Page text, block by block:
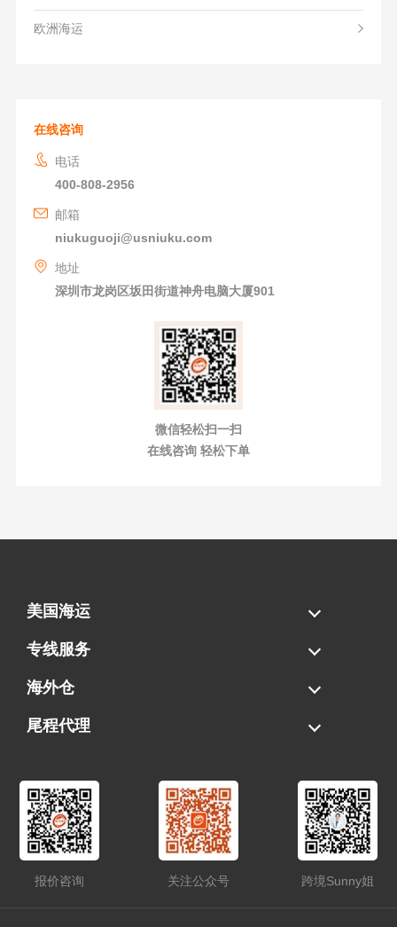
欧洲海运
在线咨询
电话
400-808-2956
邮箱
niukuguoji@usniuku.com
地址
深圳市龙岗区坂田街道神舟电脑大厦901
微信轻松扫一扫
在线咨询 轻松下单
美国海运
海运拼柜
海运整柜
美国海卡
加拿大海运
专线服务
FBA专线直送
超大件专线
AWD专线
电池专线
海外仓
一件代发
FBA中转
贴标换标
拆柜/存储
尾程代理
报价咨询 关注公众号 跨境Sunny姐